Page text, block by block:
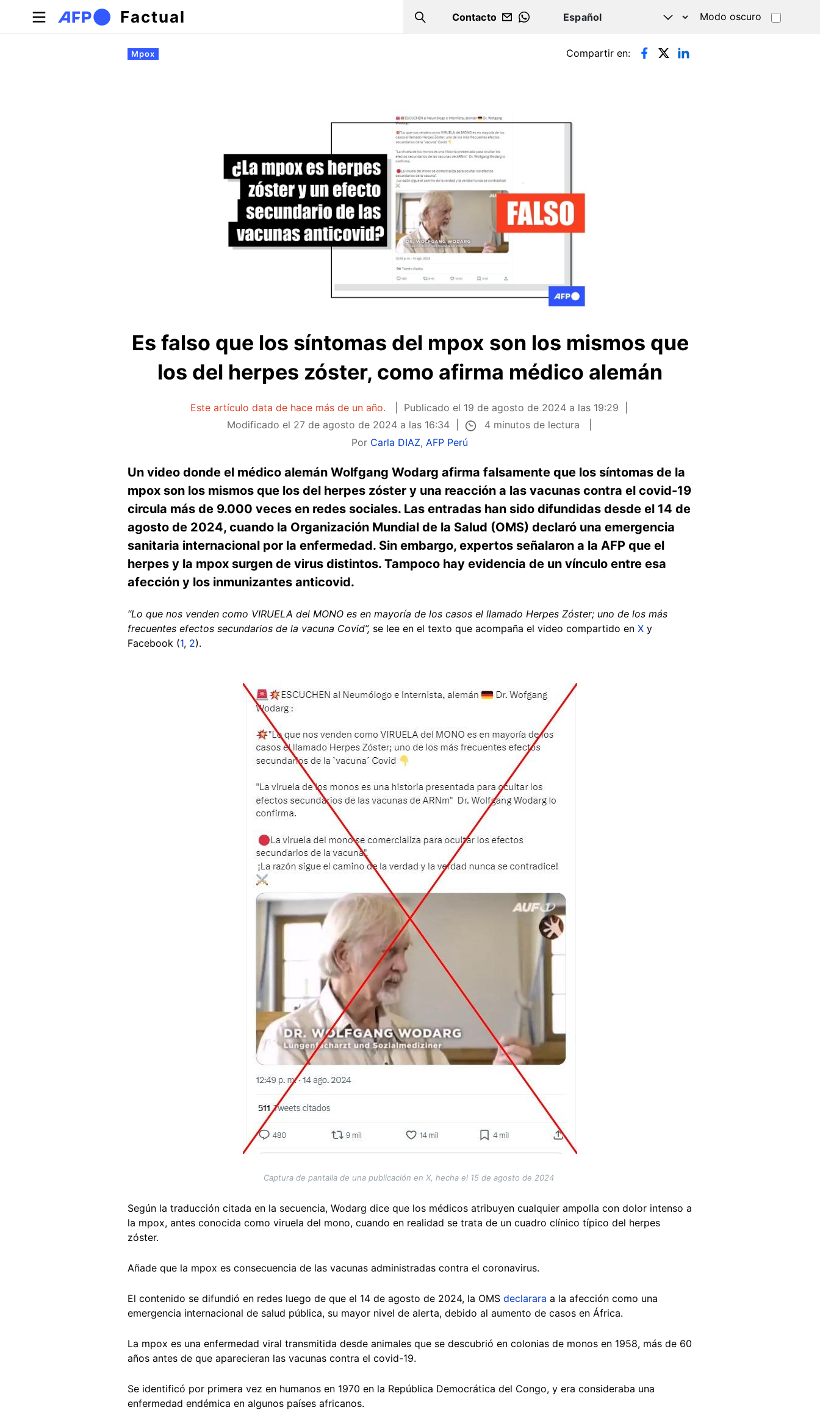
Pasar al contenido principal
Factual Search
Contacto
WHATSAPP
Modo oscuro
Solapas principales
Mpox Compartir en:
Es falso que los síntomas del mpox son los mismos que
los del herpes zóster, como afirma médico alemán
Este artículo data de hace más de un año. Publicado el 19 de agosto de 2024 a las 19:29
Modificado el 27 de agosto de 2024 a las 16:34
4 minutos de lectura
Por Carla DIAZ, AFP Perú
Un video donde el médico alemán Wolfgang Wodarg afirma falsamente que los síntomas de la
mpox son los mismos que los del herpes zóster y una reacción a las vacunas contra el covid-19
circula más de 9.000 veces en redes sociales. Las entradas han sido difundidas desde el 14 de
agosto de 2024, cuando la Organización Mundial de la Salud (OMS) declaró una emergencia
sanitaria internacional por la enfermedad. Sin embargo, expertos señalaron a la AFP que el
herpes y la mpox surgen de virus distintos. Tampoco hay evidencia de un vínculo entre esa
afección y los inmunizantes anticovid.
“Lo que nos venden como VIRUELA del MONO es en mayoría de los casos el llamado Herpes Zóster; uno de los más
frecuentes efectos secundarios de la vacuna Covid”, se lee en el texto que acompaña el video compartido en X y
Facebook (1, 2).
Captura de pantalla de una publicación en X, hecha el 15 de agosto de 2024
Según la traducción citada en la secuencia, Wodarg dice que los médicos atribuyen cualquier ampolla con dolor intenso a
la mpox, antes conocida como viruela del mono, cuando en realidad se trata de un cuadro clínico típico del herpes
zóster.
Añade que la mpox es consecuencia de las vacunas administradas contra el coronavirus.
El contenido se difundió en redes luego de que el 14 de agosto de 2024, la OMS declarara a la afección como una
emergencia internacional de salud pública, su mayor nivel de alerta, debido al aumento de casos en África.
La mpox es una enfermedad viral transmitida desde animales que se descubrió en colonias de monos en 1958, más de 60
años antes de que aparecieran las vacunas contra el covid-19.
Se identificó por primera vez en humanos en 1970 en la República Democrática del Congo, y era consideraba una
enfermedad endémica en algunos países africanos.